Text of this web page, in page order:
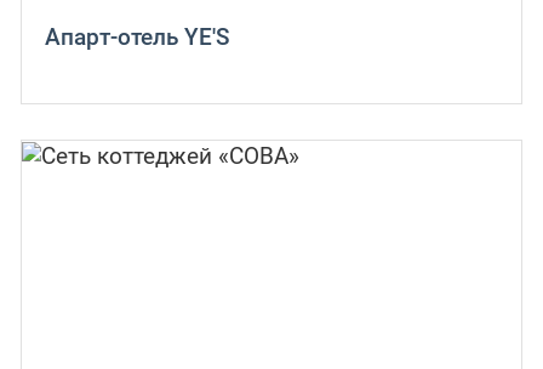
Апарт-отель YE'S